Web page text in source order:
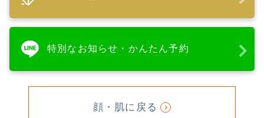
特別なお知らせ・かんたん予約
顔・肌に戻る